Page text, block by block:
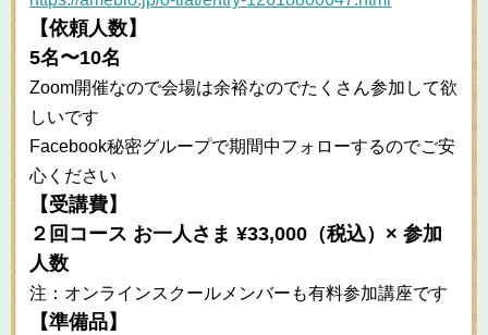
【依頼人数】
5名〜10名
Zoom開催なので会場は余裕なのでたくさん参加して欲
しいです
Facebook秘密グループで期間中フォローするのでご安
心ください
【受講費】
２回コース お一人さま ¥33,000（税込）× 参加
人数
注：オンラインスクールメンバーも有料参加講座です
【準備品】